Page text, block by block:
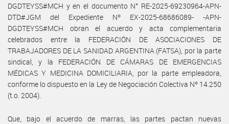
DGDTEYSS#MCH y en el documento N° RE-2025-69230964-APN-
DTD#JGM del Expediente Nº EX-2025-68686089- -APN-
DGDTEYSS#MCH obran el acuerdo y acta complementaria
celebrados entre la FEDERACIÓN DE ASOCIACIONES DE
TRABAJADORES DE LA SANIDAD ARGENTINA (FATSA), por la parte
sindical, y la FEDERACIÓN DE CÁMARAS DE EMERGENCIAS
MÉDICAS Y MEDICINA DOMICILIARIA, por la parte empleadora,
conforme lo dispuesto en la Ley de Negociación Colectiva Nº 14.250
(t.o. 2004).
Que, bajo el acuerdo de marras, las partes pactan nuevas